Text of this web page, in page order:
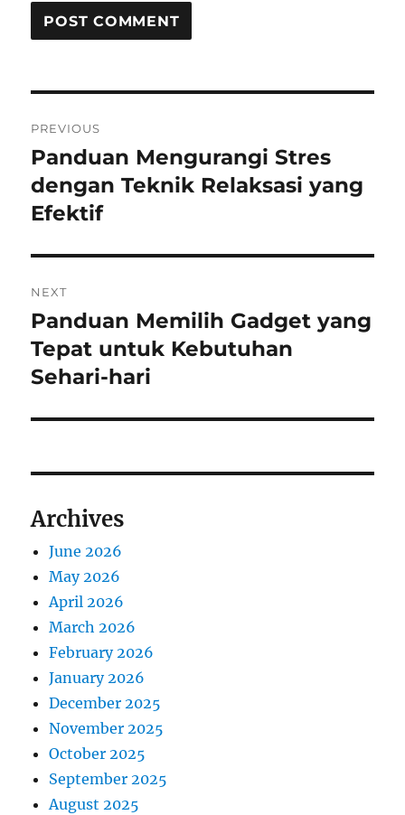
navigation
PREVIOUS
Previous
post:
Panduan Mengurangi Stres
dengan Teknik Relaksasi yang
Efektif
NEXT
Next
post:
Panduan Memilih Gadget yang
Tepat untuk Kebutuhan
Sehari-hari
Archives
June 2026
May 2026
April 2026
March 2026
February 2026
January 2026
December 2025
November 2025
October 2025
September 2025
August 2025